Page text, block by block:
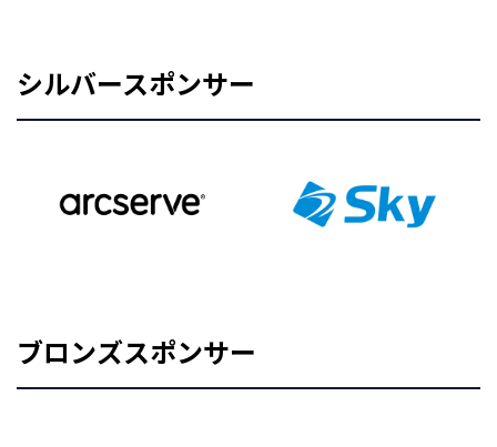
シルバースポンサー
ブロンズスポンサー